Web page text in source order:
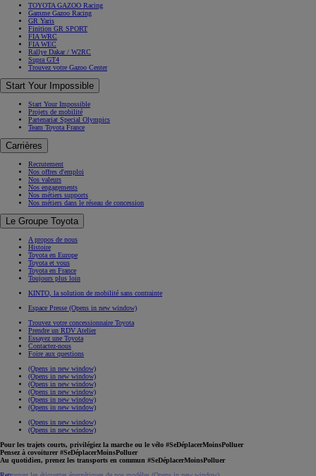
TOYOTA GAZOO Racing
Gamme Gazoo Racing
GR Yaris
Finition GR SPORT
FIA WRC
FIA WEC
Rallye Dakar / W2RC
Supra GT4
Trouvez votre Gazoo Center
Start Your Impossible
Start Your Impossible
Projets de mobilité
Partenariat Special Olympics
Team Toyota France
Carrières
Recrutement
Nos offres d'emploi
Nos valeurs
Nos engagements
Nos métiers supports
Nos métiers dans le réseau de concession
Le Groupe Toyota
A propos de nous
Histoire
Toyota en Europe
Toyota et vous
Toyota en France
Toujours plus loin
KINTO, la solution de mobilité sans contrainte
Espace Presse (Opens in new window)
Trouvez votre concessionnaire Toyota
Prendre un RDV Atelier
Essayez une Toyota
Contactez-nous
Foire aux questions
(Opens in new window)
(Opens in new window)
(Opens in new window)
(Opens in new window)
(Opens in new window)
(Opens in new window)
(Opens in new window)
(Opens in new window)
Pour les trajets courts, privilégiez la marche ou le vélo #SeDéplacerMoinsPolluer
Pensez à covoiturer #SeDéplacerMoinsPolluer
Au quotidien, prenez les transports en commun #SeDéplacerMoinsPolluer